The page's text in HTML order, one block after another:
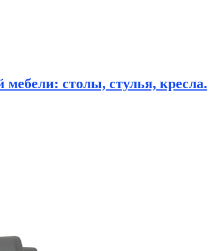
столы, стулья, кресла.